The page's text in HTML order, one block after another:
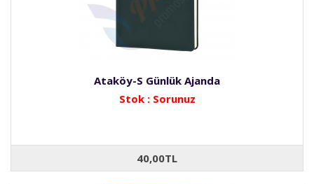
Ataköy-S Günlük Ajanda
Stok : Sorunuz
40,00TL